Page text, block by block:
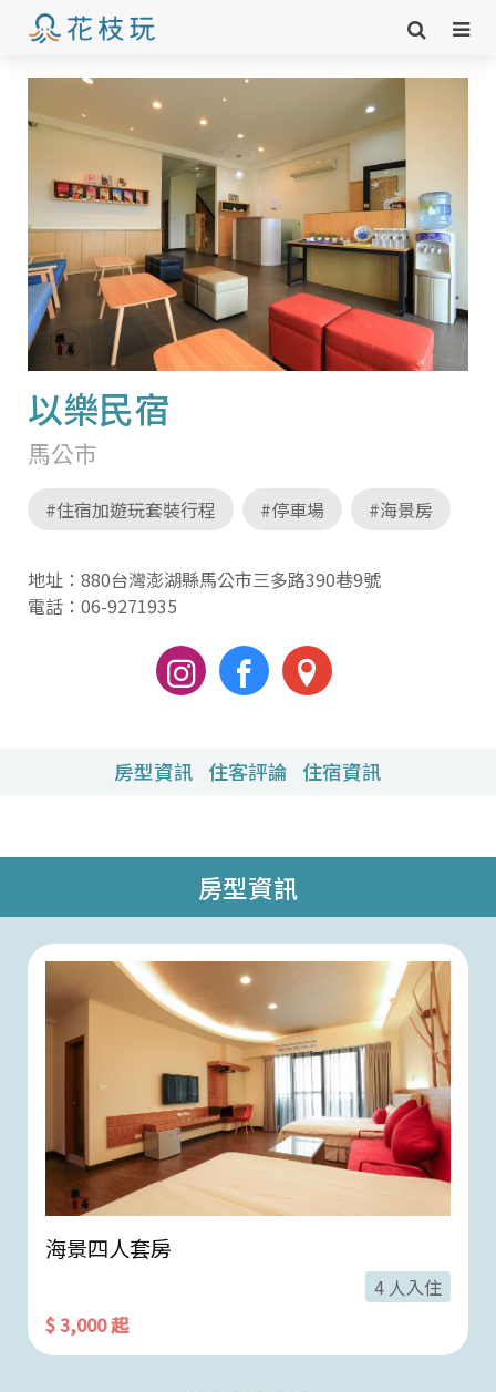
以樂民宿
馬公市
#住宿加遊玩套裝行程 #停車場 #海景房
地址：880台灣澎湖縣馬公市三多路390巷9號
電話： 06-9271935
房型資訊 住客評論 住宿資訊
房型資訊
海景四人套房
4 人入住
$ 3,000 起